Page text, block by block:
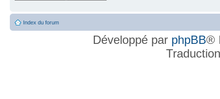
Index du forum
Développé par phpBB®